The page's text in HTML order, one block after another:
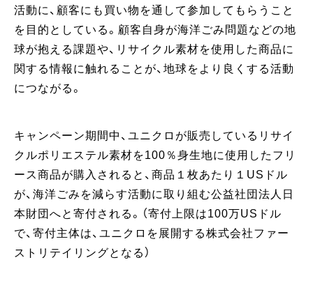
活動に、顧客にも買い物を通して参加してもらうこと
を目的としている。顧客自身が海洋ごみ問題などの地
球が抱える課題や、リサイクル素材を使用した商品に
関する情報に触れることが、地球をより良くする活動
につながる。
キャンペーン期間中、ユニクロが販売しているリサイ
クルポリエステル素材を100％身生地に使用したフリ
ース商品が購入されると、商品１枚あたり１USドル
が、海洋ごみを減らす活動に取り組む公益社団法人日
本財団へと寄付される。（寄付上限は100万USドル
で、寄付主体は、ユニクロを展開する株式会社ファー
ストリテイリングとなる）